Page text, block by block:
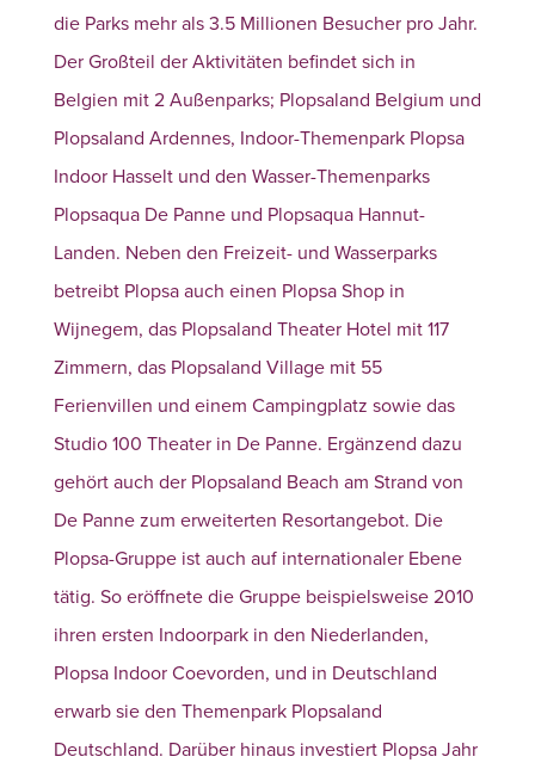
die Parks mehr als 3.5 Millionen Besucher pro Jahr.
Der Großteil der Aktivitäten befindet sich in
Belgien mit 2 Außenparks; Plopsaland Belgium und
Plopsaland Ardennes, Indoor-Themenpark Plopsa
Indoor Hasselt und den Wasser-Themenparks
Plopsaqua De Panne und Plopsaqua Hannut-
Landen. Neben den Freizeit- und Wasserparks
betreibt Plopsa auch einen Plopsa Shop in
Wijnegem, das Plopsaland Theater Hotel mit 117
Zimmern, das Plopsaland Village mit 55
Ferienvillen und einem Campingplatz sowie das
Studio 100 Theater in De Panne. Ergänzend dazu
gehört auch der Plopsaland Beach am Strand von
De Panne zum erweiterten Resortangebot. Die
Plopsa-Gruppe ist auch auf internationaler Ebene
tätig. So eröffnete die Gruppe beispielsweise 2010
ihren ersten Indoorpark in den Niederlanden,
Plopsa Indoor Coevorden, und in Deutschland
erwarb sie den Themenpark Plopsaland
Deutschland. Darüber hinaus investiert Plopsa Jahr